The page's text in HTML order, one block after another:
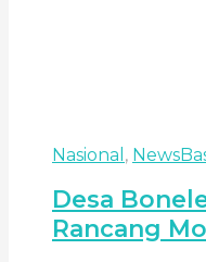
Nasional , News
Desa
Rancang